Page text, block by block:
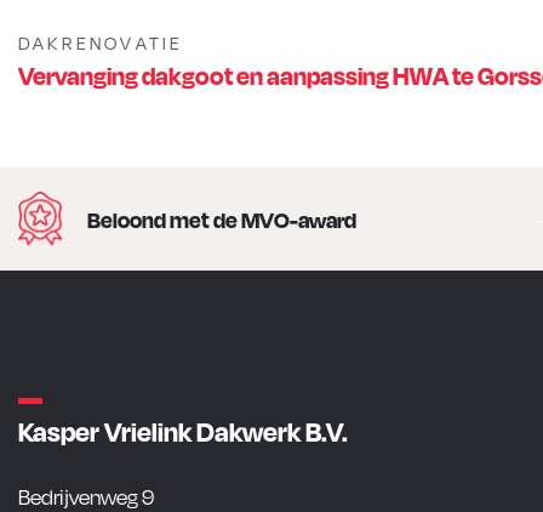
DAKRENOVATIE
Vervanging dakgoot en aanpassing HWA te
Beloond met de MVO-award
Kasper Vrielink Dakwerk B.V.
Bedrijvenweg 9